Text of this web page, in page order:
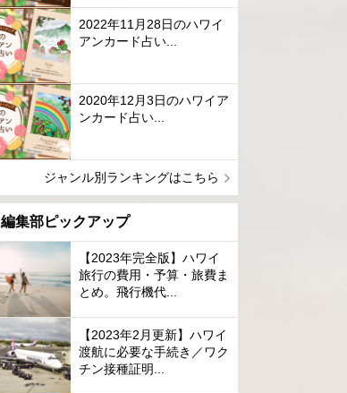
2022年11月28日のハワイ
アンカード占い...
2020年12月3日のハワイア
ンカード占い...
ジャンル別ランキングはこちら
編集部ピックアップ
【2023年完全版】ハワイ
旅行の費用・予算・旅費ま
とめ。飛行機代...
【2023年2月更新】ハワイ
渡航に必要な手続き／ワク
チン接種証明...